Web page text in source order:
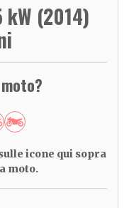
kW (2014)
icone qui sopra
moto.